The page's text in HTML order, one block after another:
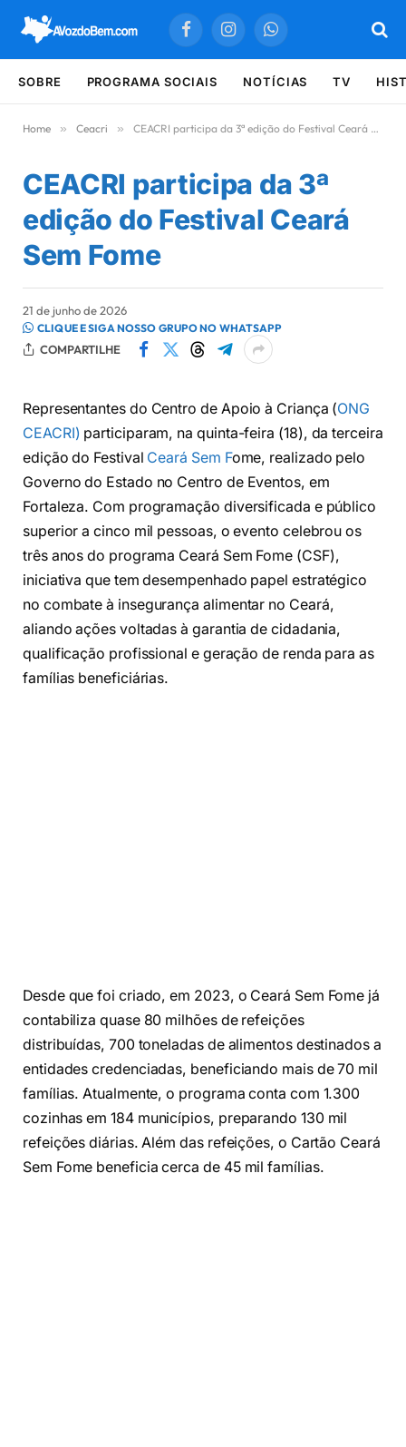
FacebookInstagramWhatsApp
SOBRE PROGRAMA SOCIAIS NOTÍCIAS TV
Home » Ceacri » CEACRI participa da 3ª edição do Festival Ceará Sem Fome
CEACRI participa da 3ª
edição do Festival Ceará
Sem Fome
21 de junho de 2026
CLIQUE E SIGA NOSSO GRUPO NO WHATSAPP
COMPARTILHE
Representantes do Centro de Apoio à Criança (ONG
CEACRI) participaram, na quinta-feira (18), da terceira
edição do Festival Ceará Sem Fome, realizado pelo
Governo do Estado no Centro de Eventos, em
Fortaleza. Com programação diversificada e público
superior a cinco mil pessoas, o evento celebrou os
três anos do programa Ceará Sem Fome (CSF),
iniciativa que tem desempenhado papel estratégico
no combate à insegurança alimentar no Ceará,
aliando ações voltadas à garantia de cidadania,
qualificação profissional e geração de renda para as
famílias beneficiárias.
Desde que foi criado, em 2023, o Ceará Sem Fome já
contabiliza quase 80 milhões de refeições
distribuídas, 700 toneladas de alimentos destinados a
entidades credenciadas, beneficiando mais de 70 mil
famílias. Atualmente, o programa conta com 1.300
cozinhas em 184 municípios, preparando 130 mil
refeições diárias. Além das refeições, o Cartão Ceará
Sem Fome beneficia cerca de 45 mil famílias.